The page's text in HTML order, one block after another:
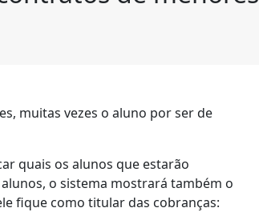
muitas vezes o aluno por ser de
quais os alunos que estarão
o sistema mostrará também o
fique como titular das cobranças: